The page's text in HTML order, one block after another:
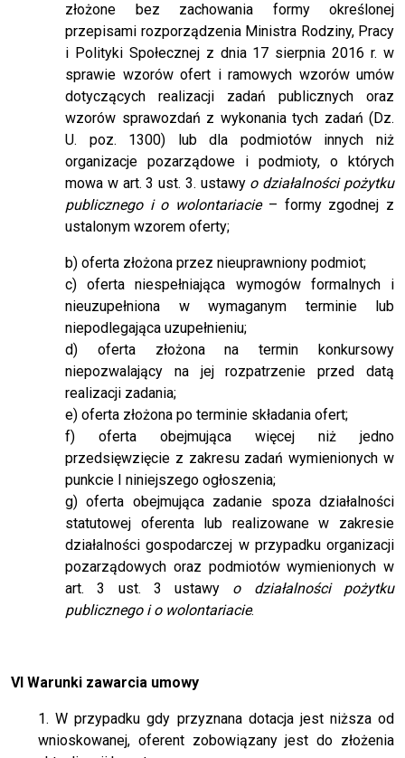
złożone bez zachowania formy określonej
przepisami rozporządzenia Ministra Rodziny, Pracy
i Polityki Społecznej z dnia 17 sierpnia 2016 r. w
sprawie wzorów ofert i ramowych wzorów umów
dotyczących realizacji zadań publicznych oraz
wzorów sprawozdań z wykonania tych zadań (Dz.
U. poz. 1300) lub dla podmiotów innych niż
organizacje pozarządowe i podmioty, o których
mowa w art. 3 ust. 3. ustawy o działalności pożytku
publicznego i o wolontariacie– formy zgodnej z
ustalonym wzorem oferty;
b) oferta złożona przez nieuprawniony podmiot;
c) oferta niespełniająca wymogów formalnych i
nieuzupełniona w wymaganym terminie lub
niepodlegająca uzupełnieniu;
d) oferta złożona na termin konkursowy
niepozwalający na jej rozpatrzenie przed datą
realizacji zadania;
e) oferta złożona po terminie składania ofert;
f) oferta obejmująca więcej niż jedno
przedsięwzięcie z zakresu zadań wymienionych w
punkcie I niniejszego ogłoszenia;
g) oferta obejmująca zadanie spoza działalności
statutowej oferenta lub realizowane w zakresie
działalności gospodarczej w przypadku organizacji
pozarządowych oraz podmiotów wymienionych w
art. 3 ust. 3 ustawy o działalności pożytku
publicznego i o wolontariacie.
VI Warunki zawarcia umowy
1. W przypadku gdy przyznana dotacja jest niższa od
wnioskowanej, oferent zobowiązany jest do złożenia